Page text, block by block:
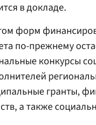
в докладе.
форм
по-прежнему
конкурсы
гранты,
а также